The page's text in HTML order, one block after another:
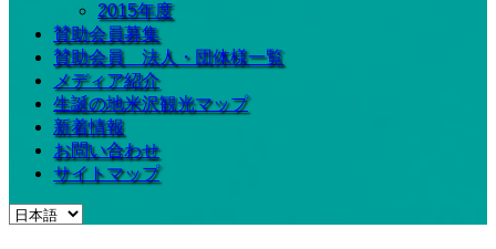
2015年度
賛助会員募集
賛助会員 法人・団体様一覧
メディア紹介
生誕の地米沢観光マップ
新着情報
お問い合わせ
サイトマップ